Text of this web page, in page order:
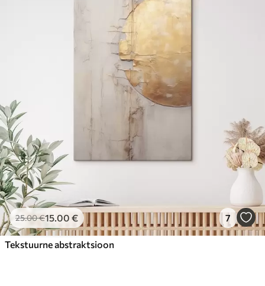
25.00€15.00 € 7
Tekstuurne abstraktsioon